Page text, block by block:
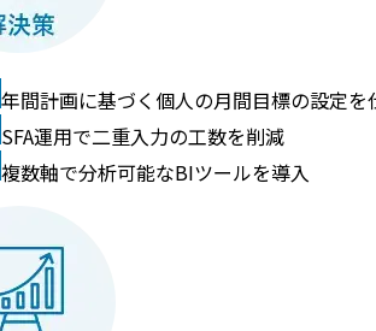
年間計画に基づく個人の月間目標の設定を
SFA運用で二重入力の工数を削減
複数軸で分析可能なBIツールを導入